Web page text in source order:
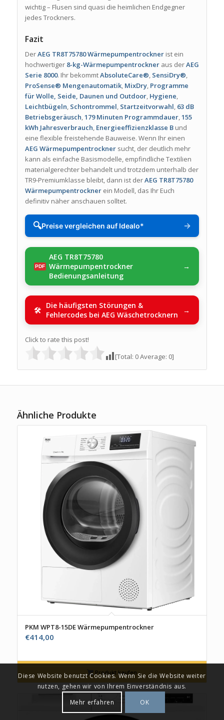
wichtig – Flusen sind quasi die heimlichen Endgegner
jedes Trockners.
Fazit
DerAEG TR8T75780 Wärmepumpentrocknerist ein
hochwertiger 8-kg-Wärmepumpentrockneraus derAEG
Serie 8000. Ihr bekommtAbsoluteCare®, SensiDry®,
ProSense® Mengenautomatik, MixDry, Programme
für Wolle, Seide, Daunen und Outdoor, Hygiene,
Leichtbügeln, Schontrommel, Startzeitvorwahl, 63 dB
Betriebsgeräusch,179 Minuten Programmdauer,155
kWh Jahresverbrauch, Energieeffizienzklasse Bund
eine flexible freistehende Bauweise. Wenn Ihr einen
AEG Wärmepumpentrocknersucht, der deutlich mehr
kann als einfache Basismodelle, empfindliche Textilien
materialgerechter behandelt und trotzdem unterhalb der
TR9-Premiumklasse bleibt, dann ist derAEG TR8T75780
Wärmepumpentrocknerein Modell, das Ihr Euch
definitiv näher anschauen solltet.
🔍Preise vergleichen auf Idealo* →
AEG TR8T75780
Wärmepumpentrockner
Bedienungsanleitung
Die häufigsten Störungen &
Fehlercodes bei AEG Wäschetrocknern
Click to rate this post!
[Total: 0Average: 0]
Ähnliche Produkte
PKM WPT8-15DE Wärmepumpentrockner
€414,00
Produkt kaufen
Diese Website benutzt Cookies. Wenn Sie die Website weiter
nutzen, gehen wir von Ihrem Einverständnis aus.
Mehr erfahren
OK